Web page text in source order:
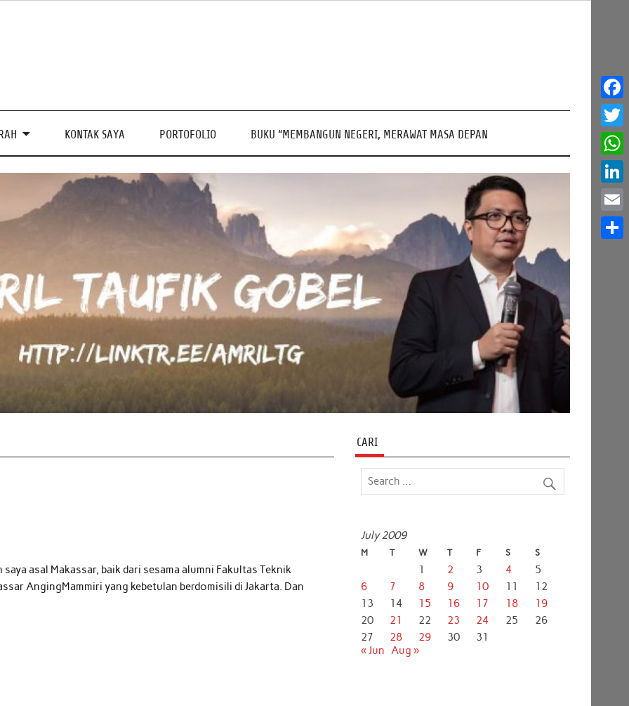
KONTAK SAYA PORTOFOLIO BUKU “MEMBANGUN NEGERI, MERAWAT MASA DEPAN
asal Makassar, baik dari sesama alumni Fakultas Teknik
AngingMammiri yang kebetulan berdomisili di Jakarta. Dan
CARI
July 2009
M T W T F S S
1 2 3 4
5
6
7 8 9 10 11
12
13
14 15 16 17 18
19
20
21 22 23 24 25
26
27
28 29 30
31
« Jun Aug »
Email